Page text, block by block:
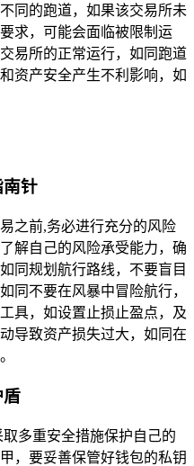
同的跑道，如果该交易所未
求，可能会面临被限制运
易所的正常运行，如同跑道
资产安全产生不利影响，如
南针
之前,务必进行充分的风险
解自己的风险承受能力，确
同规划航行路线，不要盲目
同不要在风暴中冒险航行，
具，如设置止损止盈点，及
导致资产损失过大，如同在
盾
多重安全措施保护自己的
，要妥善保管好钱包的私钥